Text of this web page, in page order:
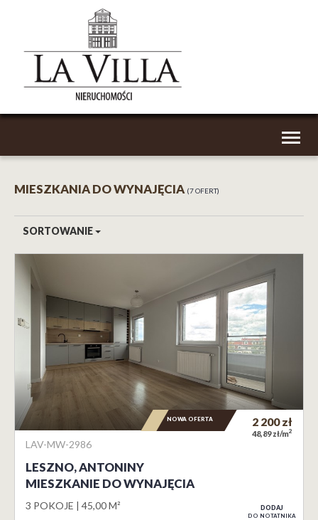
MIESZKANIA DO WYNAJĘCIA 7 OFERT
SORTOWANIE
LAV-MW-2986
LESZNO, ANTONINY
MIESZKANIE DO WYNAJĘCIA
3 POKOJE 45,00 M²
2 200zł
48,89 zł/m2
NOWA OFERTA
DODAJ
DO NOTATNIKA